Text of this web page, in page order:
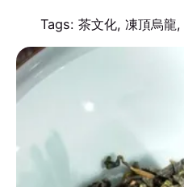
Tags: 茶文化, 凍頂烏龍,